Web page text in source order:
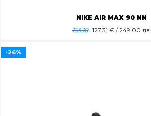
NIKE AIR MAX 90 NN
163.10 127.31 € / 249.00 лв.
-26%